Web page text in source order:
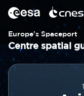
principal
Europe's Spaceport
Centre spatial
Corps